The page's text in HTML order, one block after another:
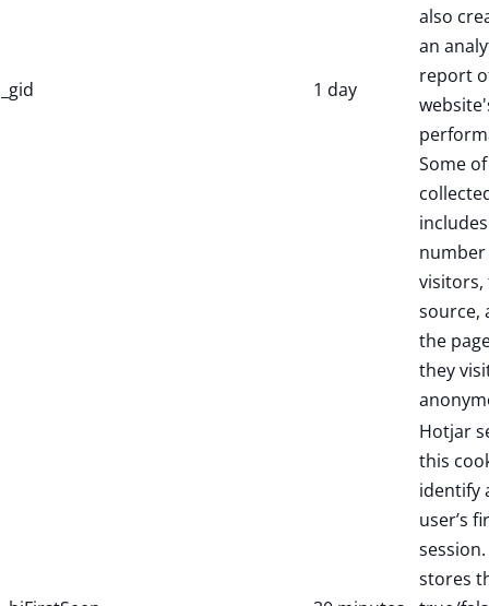
_gid 1 day
also
an
report
Some
source,
the
they
Hotjar
this
identify
user’s
stores